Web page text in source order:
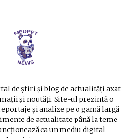
de știri și blog de actualități axat
și noutăți. Site-ul prezintă o
și analize pe o gamă largă
de actualitate până la teme
ca un mediu digital